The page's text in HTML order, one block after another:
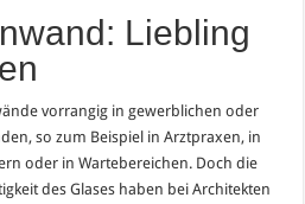
Liebling
vorrangig in gewerblichen oder
so zum Beispiel in Arztpraxen, in
oder in Wartebereichen. Doch die
des Glases haben bei Architekten